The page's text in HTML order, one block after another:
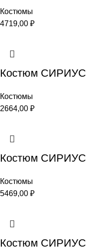
Костюмы
4719,00 ₽
Костюм
Костюмы
2664,00 ₽
Костюм
Костюмы
5469,00 ₽
Костюм